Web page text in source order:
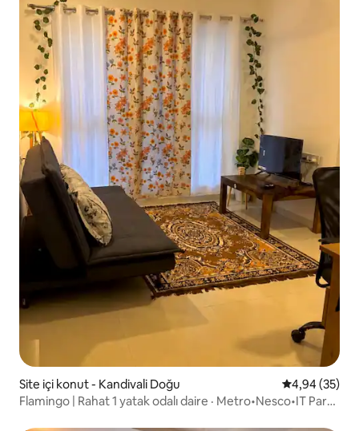
Site içi konut - Kandivali Doğu 5 üzerinden
4,94 (35)
Flamingo | Rahat 1 yatak odalı daire · Metro•Nesco•IT Park